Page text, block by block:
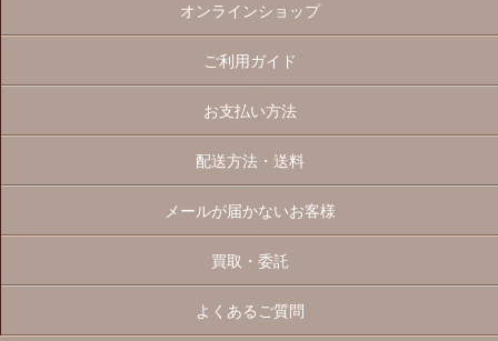
オンラインショップ
ご利用ガイド
お支払い方法
配送方法・送料
メールが届かないお客様
買取・委託
よくあるご質問